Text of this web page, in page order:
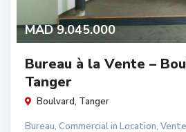
MAD 9.045.000
Bureau à la Vente –
Tanger
Boulvard, Tanger
Bureau, Commercialin Location, Vente